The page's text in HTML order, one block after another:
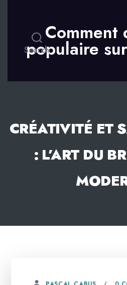
Search
Comment
populaire
CRÉATIVITÉ ET
: L’ART DU